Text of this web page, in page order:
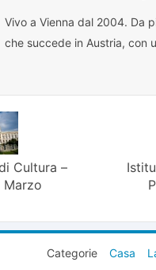
Vivo a Vienna dal 2004. Da
che succede in Austria, con
Cultura –
Marzo
Categorie Casa